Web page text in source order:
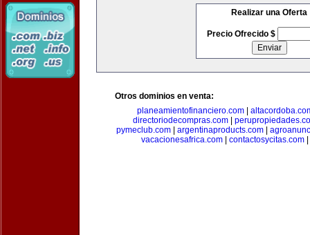
Realizar una Oferta
Precio Ofrecido $
Otros dominios en venta:
planeamientofinanciero.com|
directoriodecompras.com|
pymeclub.com| argentinaproducts.com|
vacacionesafrica.com| contactosycitas.com|